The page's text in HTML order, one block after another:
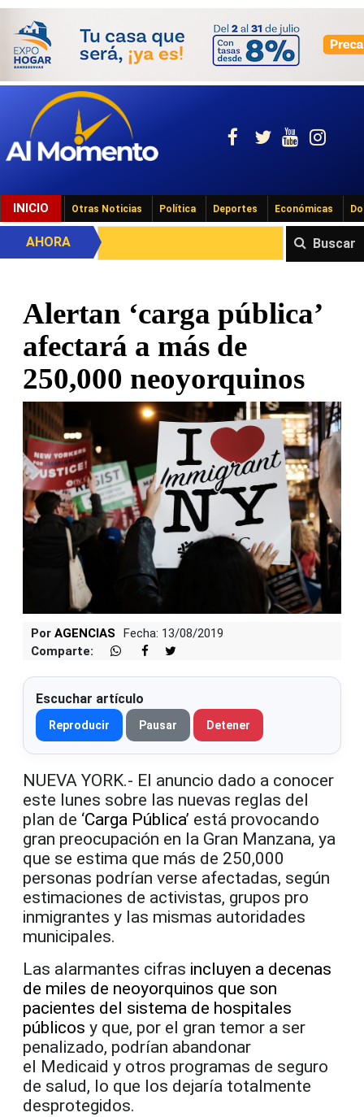
INICIO Otras Noticias Política Deportes Económicas
Buscar
AHORA
Alertan ‘carga pública’
afectará a más de
250,000 neoyorquinos
Por AGENCIAS
Fecha: 13/08/2019
Comparte:
Escuchar artículo
Reproducir Pausar Detener
NUEVA YORK.- El anuncio dado a conocer
este lunes sobre las nuevas reglas del
plan de ‘Carga Pública’ está provocando
gran preocupación en la Gran Manzana, ya
que se estima que más de 250,000
personas podrían verse afectadas, según
estimaciones de activistas, grupos pro
inmigrantes y las mismas autoridades
municipales.
Las alarmantes cifras incluyen a decenas
de miles de neoyorquinos que son
pacientes del sistema de hospitales
públicos y que, por el gran temor a ser
penalizado, podrían abandonar
el Medicaid y otros programas de seguro
de salud, lo que los dejaría totalmente
desprotegidos.